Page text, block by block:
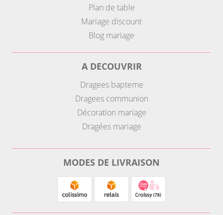
Plan de table
Mariage discount
Blog mariage
A DECOUVRIR
Dragees bapteme
Dragees communion
Décoration mariage
Dragées mariage
MODES DE LIVRAISON